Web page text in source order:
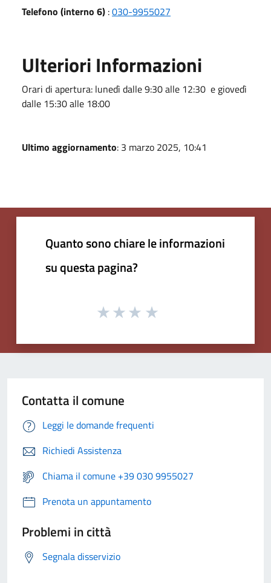
Telefono (interno 6) :030-9955027
Ulteriori Informazioni
Orari di apertura: lunedì dalle 9:30 alle 12:30 e giovedì
dalle 15:30 alle 18:00
Ultimo aggiornamento: 3 marzo 2025, 10:41
Quanto sono chiare le informazioni
su questa pagina?
Contatta il comune
Leggi le domande frequenti
Richiedi Assistenza
Chiama il comune +39 030 9955027
Prenota un appuntamento
Problemi in città
Segnala disservizio